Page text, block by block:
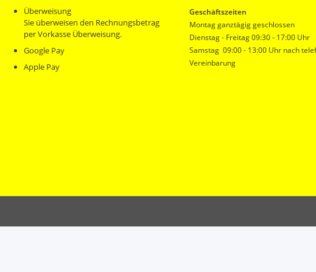
Überweisung
Sie überweisen den Rechnungsbetrag
per Vorkasse Überweisung.
Google Pay
Apple Pay
Geschäftszeiten
Montag ganztägig geschlossen
Dienstag - Freitag 09:30 - 17:00 Uhr
Samstag 09:00 - 13:00 Uhr nach
Vereinbarung